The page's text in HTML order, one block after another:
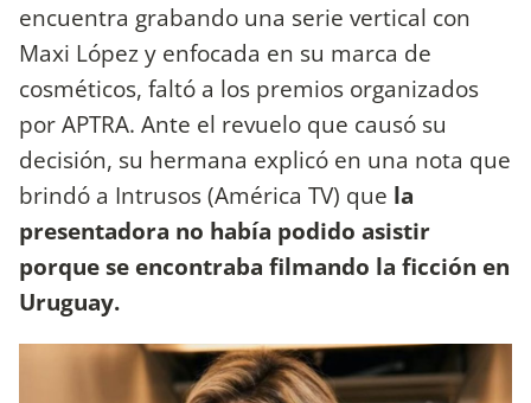
encuentra grabando una serie vertical con
Maxi López y enfocada en su marca de
cosméticos, faltó a los premios organizados
por APTRA. Ante el revuelo que causó su
decisión, su hermana explicó en una nota que
brindó a Intrusos (América TV) que la
presentadora no había podido asistir
porque se encontraba filmando la ficción en
Uruguay.